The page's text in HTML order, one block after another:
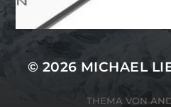
© 2026 MICHAEL
THEMA VON